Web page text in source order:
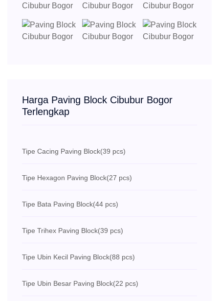
Harga Paving Block Cibubur Bogor
Terlengkap
Tipe Cacing Paving Block(39 pcs)
Tipe Hexagon Paving Block(27 pcs)
Tipe Bata Paving Block(44 pcs)
Tipe Trihex Paving Block(39 pcs)
Tipe Ubin Kecil Paving Block(88 pcs)
Tipe Ubin Besar Paving Block(22 pcs)